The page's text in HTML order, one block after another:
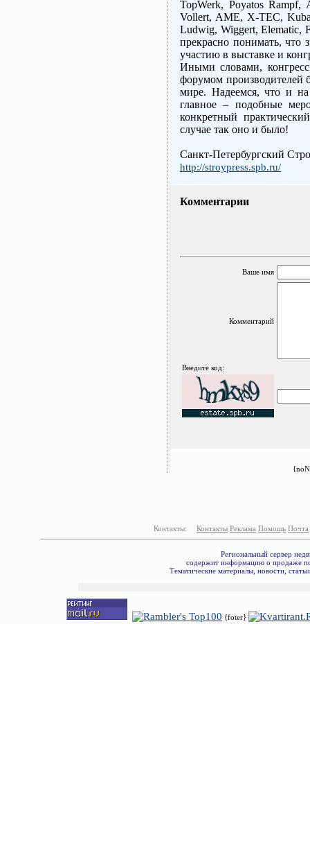
TopWerk, Poyatos Rampf,
Vollert, AME, X-TEC,
Ludwig, Wiggert, Elematic,
прекрасно понимать, что
участию в выставке и
Иными словами,
форумом производителей
мире. Надеемся, что и
главное – подобные
конкретный
случае так оно и было!
Санкт-Петербургский
http://stroypress.spb.ru/
Комментарии
Ваше имя
Комментарий
Введите код:
Контакты: Контакты Реклама Помощь Почта
Региональный сервер
содержит информацию о продаже
Тематические материалы, новости,
{foter}